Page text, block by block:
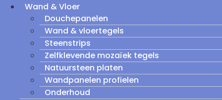
Wand & Vloer
Douchepanelen
Wand & vloertegels
Steenstrips
Zelfklevende mozaïek tegels
Natuursteen platen
Wandpanelen profielen
Onderhoud